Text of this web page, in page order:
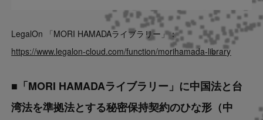
LegalOn 「MORI HAMADAライブラリー」：
https://www.legalon-cloud.com/function/morihamada-library
■「MORI HAMADAライブラリー」に中国法と台
湾法を準拠法とする秘密保持契約のひな形（中